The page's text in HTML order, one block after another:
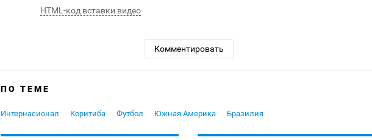
HTML-код вставки видео
Комментировать
ПО ТЕМЕ
Интернасионал Коритиба Футбол Южная Америка Бразилия